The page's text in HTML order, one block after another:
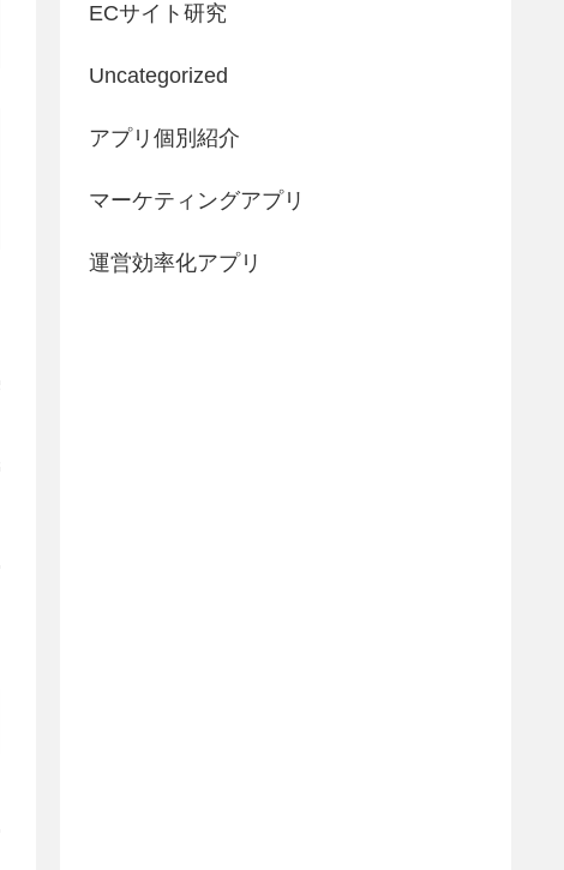
ECサイト研究
Uncategorized
アプリ個別紹介
マーケティングアプリ
運営効率化アプリ